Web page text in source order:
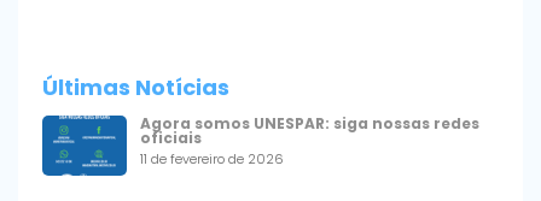
Últimas Notícias
Agora somos UNESPAR: siga nossas redes
oficiais
11 de fevereiro de 2026